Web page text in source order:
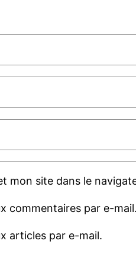
mon site dans le
commentaires par e-mail.
articles par e-mail.